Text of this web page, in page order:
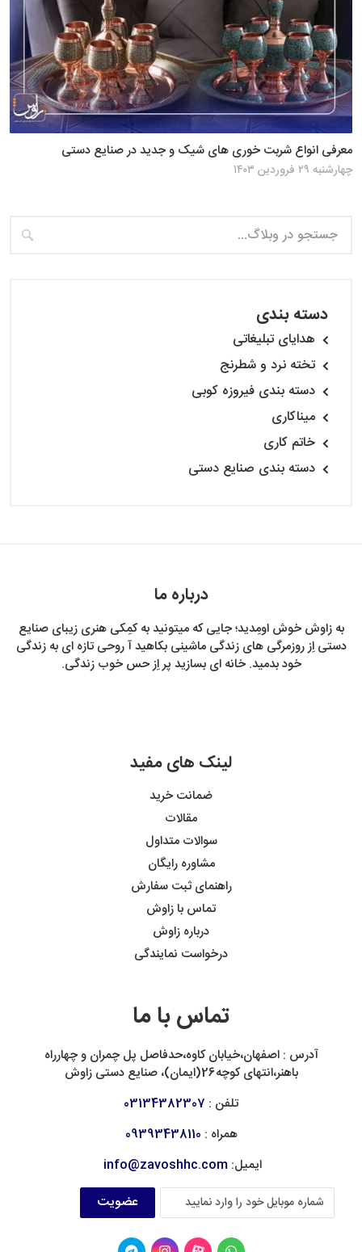
دسته بندی
هدایای تبلیغاتی
تخته نرد و شطرنج
دسته بندی فیروزه کوبی
میناکاری
خاتم کاری
دسته بندی صنایع دستی
معرفی انواع شربت خوری های شیک و جدید در صنایع دستی
چهارشنبه ۲۹ فروردین ۱۴۰۳
درباره ما
به زاوش خوش اومِدید؛ جایی که میتونید به کمِکی هنری زیبای صنایع
دستی اِز روزمرگی های زندگی ماشینی بکاهید آ روحی تازه ای به زندگی
خود بدمید. خانه ای بسازید پر اِز حس خوب زندگی.
لینک های مفید
ضمانت خرید
مقالات
سوالات متداول
مشاوره رایگان
راهنمای ثبت سفارش
تماس با زاوش
درباره زاوش
درخواست نمایندگی
تماس با ما
آدرس : اصفهان،خیابان کاوه،حدفاصل پل چمران و چهارراه
باهنر،انتهای کوچه26(ایمان)، صنایع دستی زاوش
تلفن : 03134382307
همراه : 09393438110
ایمیل: info@zavoshhc.com
عضویت